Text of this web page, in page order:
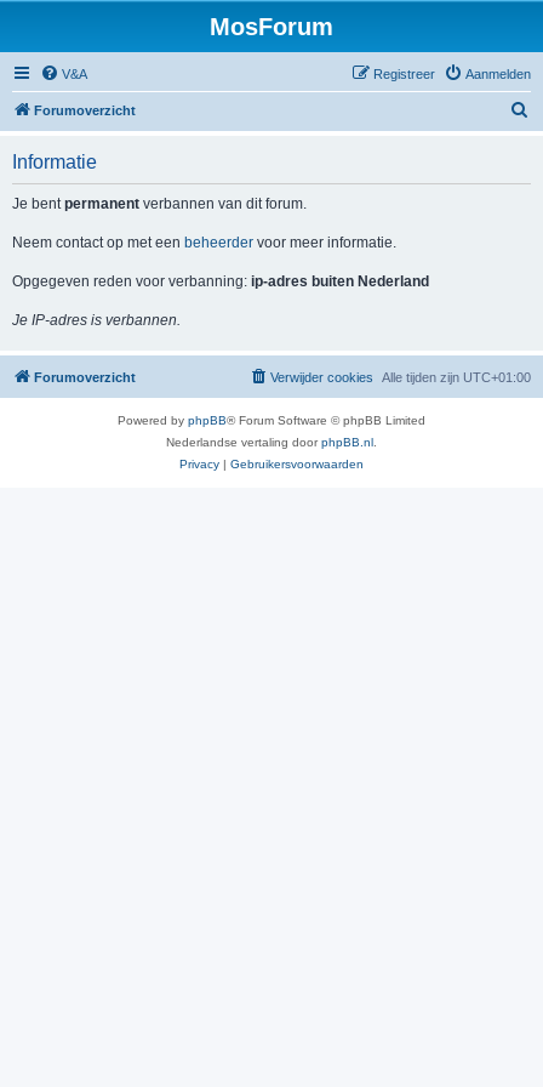
MosForum
V&A Aanmelden
Registreer
Forumoverzicht
Informatie
Je bentpermanent verbannen van dit forum.
Neem contact op met een beheerder voor meer informatie.
Opgegeven reden voor verbanning: ip-adres buiten Nederland
Je IP-adres is verbannen.
Forumoverzicht Alle tijden zijn UTC+01:00
Verwijder cookies
Powered by phpBB® Forum Software © phpBB Limited
Nederlandse vertaling doorphpBB.nl
Privacy | Gebruikersvoorwaarden